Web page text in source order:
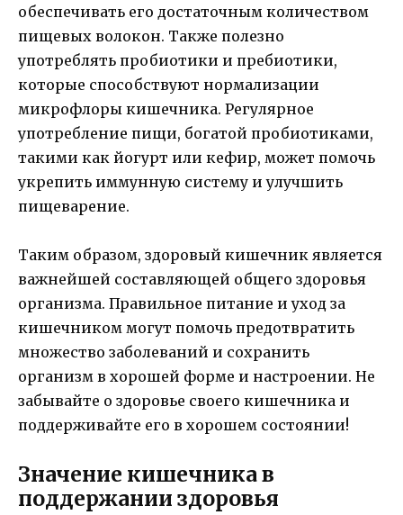
обеспечивать его достаточным количеством
пищевых волокон. Также полезно
употреблять пробиотики и пребиотики,
которые способствуют нормализации
микрофлоры кишечника. Регулярное
употребление пищи, богатой пробиотиками,
такими как йогурт или кефир, может помочь
укрепить иммунную систему и улучшить
пищеварение.
Таким образом, здоровый кишечник является
важнейшей составляющей общего здоровья
организма. Правильное питание и уход за
кишечником могут помочь предотвратить
множество заболеваний и сохранить
организм в хорошей форме и настроении. Не
забывайте о здоровье своего кишечника и
поддерживайте его в хорошем состоянии!
Значение кишечника в
поддержании здоровья